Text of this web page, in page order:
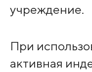
учреждение.
При
активная